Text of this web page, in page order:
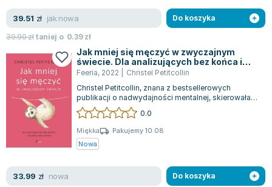
Lucinda Riley
Jacek Walkiewicz
39.51 zł jak nowa
39.90złtaniej o 0.39zł
Do koszyka
Jak mniej się męczyć w zwyczajnym
świecie. Dla analizujących bez końca i
wysoko wrażliwych
Feeria, 2022
Christel Petitcollin
Christel Petitcollin, znana z bestsellerowych
publikacji o nadwydajności mentalnej, skierowała
do swoich czytelników pytanie: Co c...
0.0
Miękka
Pakujemy 10.08
Nowa
33.99 zł nowa Do koszyka